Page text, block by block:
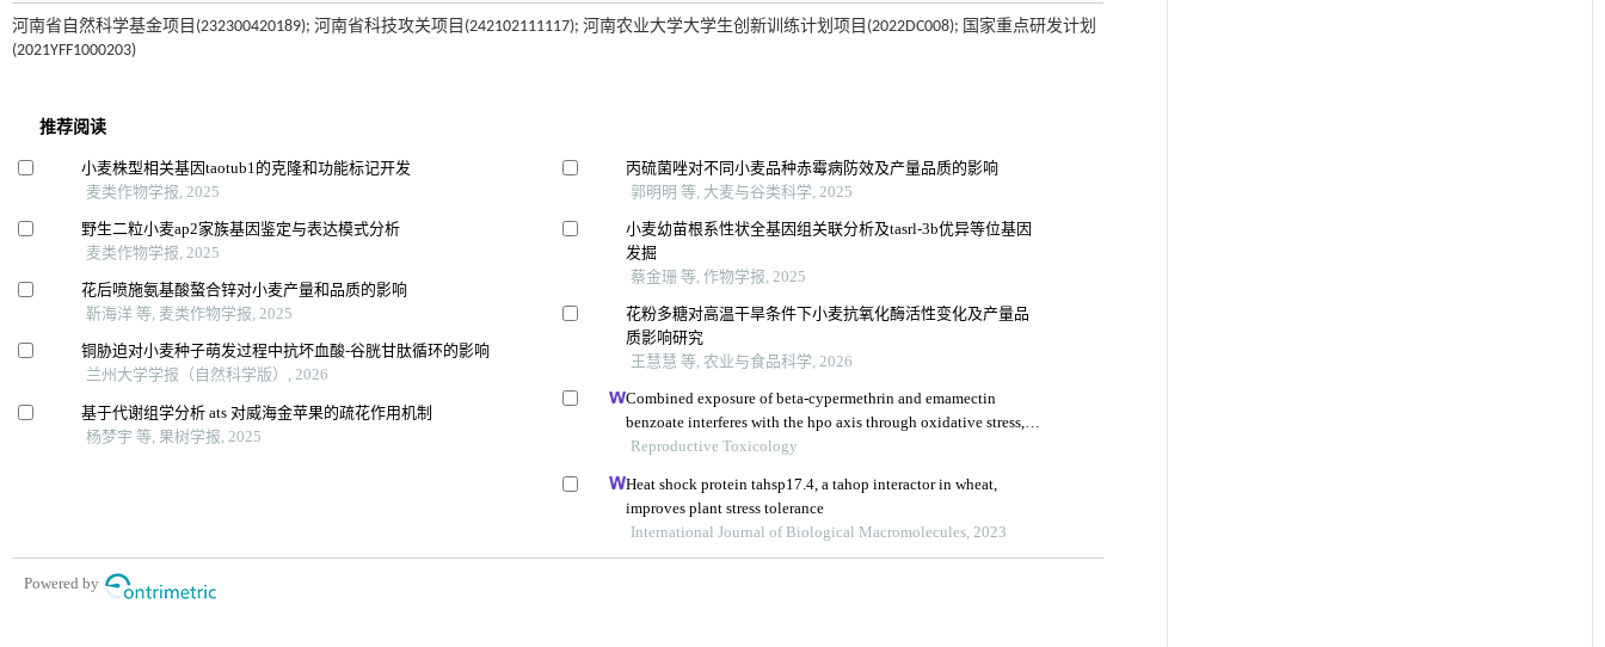
河南省自然科学基金项目(232300420189); 河南省科技攻关项目(242102111117); 河南农业大学大学生创新训练计划项目(2022DC008); 国家重点研发计划
(2021YFF1000203)